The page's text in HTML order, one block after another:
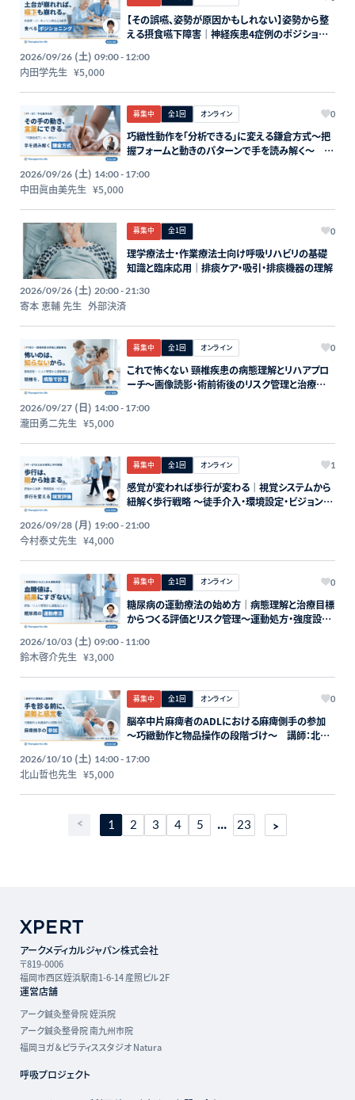
【その誤嚥、姿勢が原因かもしれない】姿勢から整
える摂食嚥下障害｜神経疾患4症例のポジショニ
イフ】
2026/09/26 (土) 09:00 - 12:00
内田学先生 ¥5,000
募集中 全1回 オンライン 0
巧緻性動作を「分析できる」に変える鎌倉方式〜把
握フォームと動きのパターンで手を読み解く〜 講
フ】
2026/09/26 (土) 14:00 - 17:00
中田眞由美先生 ¥5,000
募集中 全1回 0
理学療法士・作業療法士向け呼吸リハビリの基礎
知識と臨床応用｜排痰ケア・吸引・排痰機器の理解
2026/09/26 (土) 20:00 - 21:30
寄本 恵輔 先生 外部決済
募集中 全1回 オンライン 0
これで怖くない 頸椎疾患の病態理解とリハアプロ
ーチ〜画像読影・術前術後のリスク管理と治療介
ライフ】
2026/09/27 (日) 14:00 - 17:00
瀧田勇二先生 ¥5,000
募集中 全1回 オンライン 1
感覚が変われば歩行が変わる｜視覚システムから
紐解く歩行戦略 〜徒手介入・環境設定・ビジョント
丈先生【主催：セラピストフォーライフ】
2026/09/28 (月) 19:00 - 21:00
今村泰丈先生 ¥4,000
募集中 全1回 オンライン 0
糖尿病の運動療法の始め方｜病態理解と治療目標
からつくる評価とリスク管理〜運動処方・強度設
【主催：セラピストフォーライフ】
2026/10/03 (土) 09:00 - 11:00
鈴木啓介先生 ¥3,000
募集中 全1回 オンライン 0
脳卒中片麻痺者のADLにおける麻痺側手の参加
～巧緻動作と物品操作の段階づけ～ 講師：北山
2026/10/10 (土) 14:00 - 17:00
北山哲也先生 ¥5,000
1 2 3 4 5 ... 23
アークメディカルジャパン株式会社
〒819-0006
福岡市西区姪浜駅南1-6-14 産照ビル２F
運営店舗
アーク鍼灸整骨院 姪浜院
アーク鍼灸整骨院 南九州市院
福岡ヨガ＆ピラティススタジオ Natura
呼吸プロジェクト